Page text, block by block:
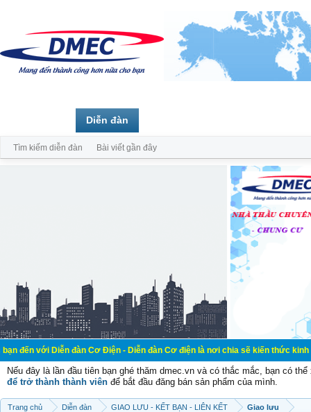
Diễn đàn Cơ Điện - Diễn đàn Cơ điện là nơi chia sẽ kiến thức kinh nghiệm
Nếu đây là lần đầu tiên bạn ghé thăm dmec.vn và có thắc mắc, bạn có
để trở thành thành viên để bắt đầu đăng bán sản phẩm của mình.
Trang chủ Diễn đàn GIAO LƯU - KẾT BẠN - LIÊN KẾT Giao lưu
Diễn đàn
Tìm kiếm diễn đàn Bài viết gần đây